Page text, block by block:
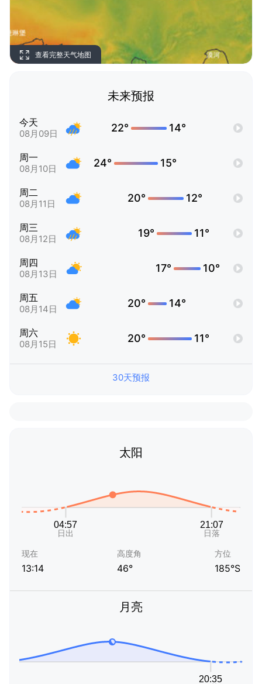
查看完整天气地图
未来预报
今天
08月09日 22° 14°
周一
08月10日 24° 15°
周二
08月11日 20° 12°
周三
08月12日 19° 11°
周四
08月13日 17° 10°
周五
08月14日 20° 14°
周六
08月15日 20° 11°
30天预报
太阳
现在
13:14
高度角
46°
方位
185°S
月亮